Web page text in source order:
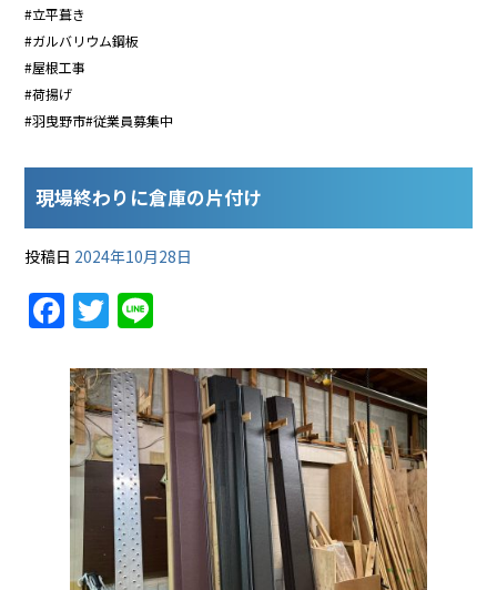
#立平葺き
#ガルバリウム鋼板
#屋根工事
#荷揚げ
#羽曳野市#従業員募集中
現場終わりに倉庫の片付け
投稿日 2024年10月28日
F
c
e
b
o
o
k
T
itt
er
e